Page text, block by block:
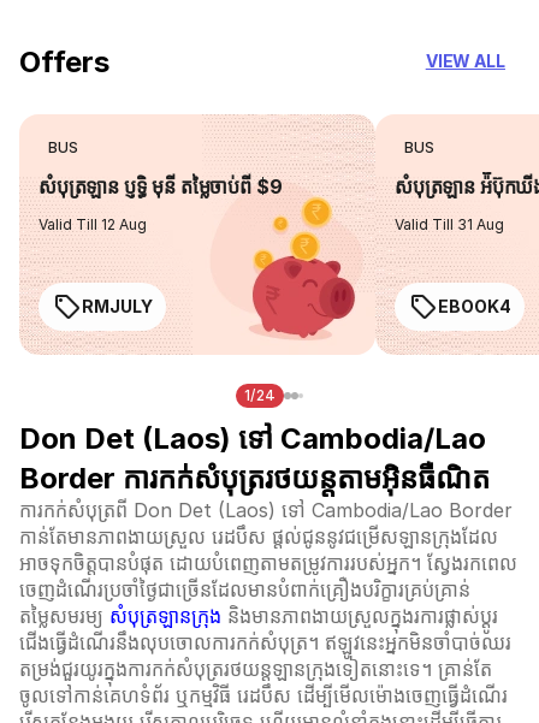
Offers VIEW ALL
BUS
សំបុត្រឡាន ប្ញទ្ធិ មុនី តម្លៃចាប់ពី $9
Valid Till 12 Aug
RMJULY
BUS
សំបុត្រឡាន អ៉ីប៊ុកឃី
Valid Till 31 Aug
EBOOK4
1/24
Don Det (Laos) ទៅ Cambodia/Lao
Border ការកក់សំបុត្ររថយន្តតាមអ៊ិនធឺណិត
ការកក់សំបុត្រពី Don Det (Laos) ទៅ Cambodia/Lao Border
កាន់តែមានភាពងាយស្រួល រេដបឹស ផ្តល់ជូននូវជម្រើសឡានក្រុងដែល
អាចទុកចិត្តបានបំផុត ដោយបំពេញតាមតម្រូវការរបស់អ្នក។ ស្វែងរកពេល
ចេញដំណើរប្រចាំថ្ងៃជាច្រើនដែលមានបំពាក់គ្រឿងបរិក្ខារគ្រប់គ្រាន់
តម្លៃសមរម្យ សំបុត្រឡានក្រុង និងមានភាពងាយស្រួលក្នុងរការផ្លាស់ប្ដូរ
ជើងធ្វើដំណើរនឹងលុបចោលការកក់សំបុត្រ។ ឥឡូវនេះអ្នកមិនចាំបាច់ឈរ
តម្រង់ជួរយូរក្នុងការកក់សំបុត្ររថយន្តឡានក្រុងទៀតនោះទេ។ គ្រាន់តែ
ចូលទៅកាន់គេហទំព័រ ឬកម្មវិធី រេដបឹស ដើម្បីមើលម៉ោងចេញធ្វើដំណើរ